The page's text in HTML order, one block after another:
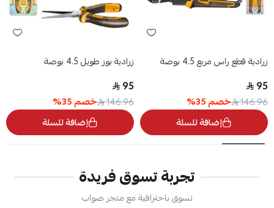
زرادية قطع راس مربع 4.5 بوصة
95
146.96 خصم35
%
إضافة للسلة
زرادية بوز طويل 4.5 بوصة
95
146.96 خصم35
%
إضافة للسلة
تجربة تسوق فريدة
تسوق باحترافية مع متجر صواب